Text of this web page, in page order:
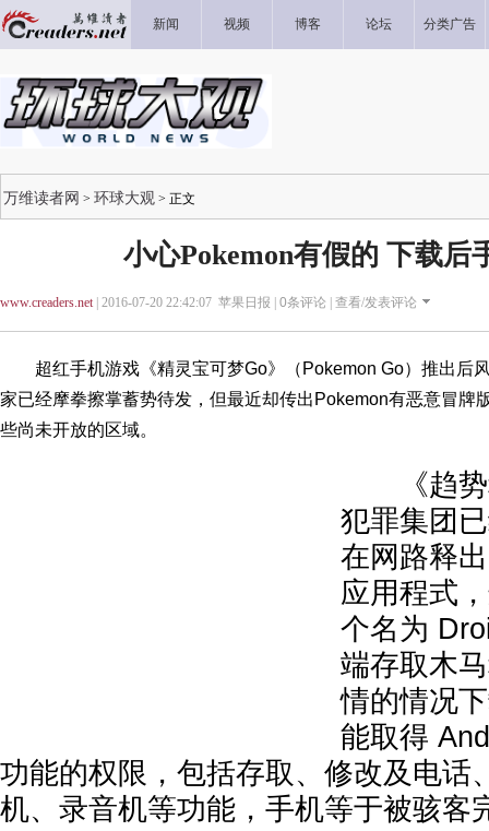
新闻 视频 博客 论坛 分类广告
万维读者网 > 环球大观 > 正文
小心Pokemon有假的 下载后
www.creaders.net| 2016-07-20 22:42:07 苹果日报 | 0条评论 | 查看/发表评论
超红手机游戏《精灵宝可梦Go》（Pokemon Go）推出后
家已经摩拳擦掌蓄势待发，但最近却传出Pokemon有恶意冒牌
些尚未开放的区域。
《趋势
犯罪集团
在网路释
应用程式
个名为
端存取木
情的情况
能取得
功能的权限，包括存取、修改及电话
机、录音机等功能，手机等于被骇客